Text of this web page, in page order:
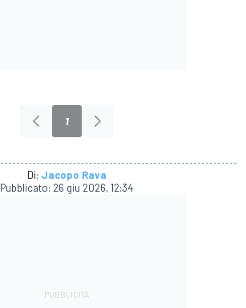
1
Di: Jacopo Rava
Pubblicato: 26 giu 2026, 12:34